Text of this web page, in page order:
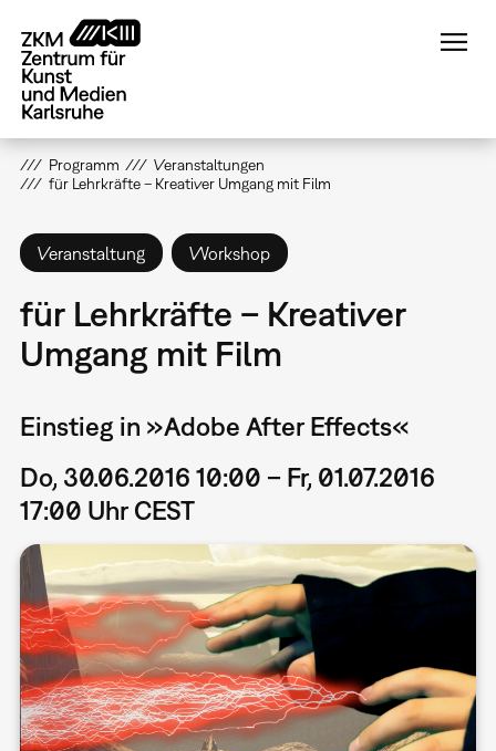
zum
Inhalt
Programm
Veranstaltungen
für Lehrkräfte – Kreativer Umgang mit Film
Veranstaltung Workshop
für Lehrkräfte – Kreativer
Umgang mit Film
Einstieg in »Adobe After Effects«
Do, 30.06.2016 10:00 – Fr, 01.07.2016
17:00 Uhr CEST